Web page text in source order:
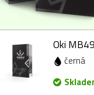
Oki
černá